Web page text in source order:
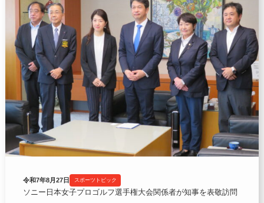
令和7年8月27日 スポーツトピック
ソニー日本女子プロゴルフ選手権大会関係者が知事を表敬訪問